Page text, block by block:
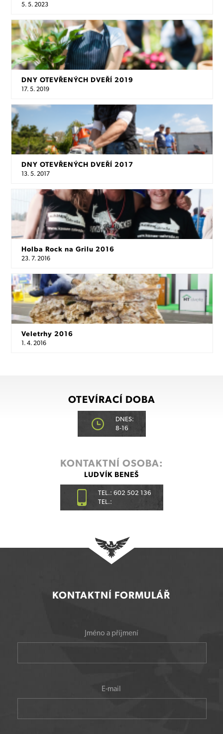
5. 5. 2023
DNY OTEVŘENÝCH DVEŘÍ 2019
17. 5. 2019
DNY OTEVŘENÝCH DVEŘÍ 2017
13. 5. 2017
Holba Rock na Grilu 2016
23. 7. 2016
Veletrhy 2016
1. 4. 2016
OTEVÍRACÍ DOBA
DNES:
8-16
KONTAKTNÍ OSOBA:
LUDVÍK BENEŠ
TEL.: 602 502 136
TEL.:
KONTAKTNÍ FORMULÁŘ
Jméno a příjmení
E-mail